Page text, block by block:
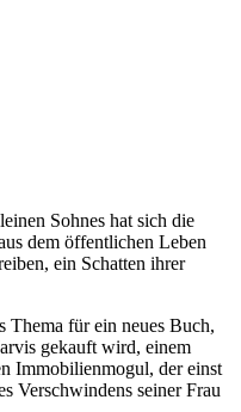
Sohnes hat sich die
dem öffentlichen Leben
ein Schatten ihrer
Thema für ein neues Buch,
gekauft wird, einem
Immobilienmogul, der einst
Verschwindens seiner Frau